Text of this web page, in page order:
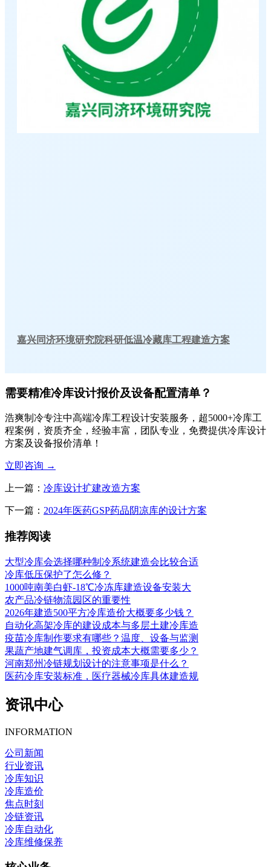
嘉兴同济环境研究院科研低温冷藏库工程建造方案
需要精准冷库设计报价及设备配置清单？
浩爽制冷专注中高端冷库工程设计安装服务，超5000+冷库工
程案例，资质齐全，经验丰富，团队专业，免费提供冷库设计
方案及设备报价清单！
立即咨询 →
上一篇： 冷库设计扩建改造方案
下一篇： 2024年医药GSP药品阴凉库的设计方案
推荐阅读
大型冷库会选择哪种制冷系统建造会比较合适
冷库低压保护了怎么修？
1000吨南美白虾-18℃冷冻库建造设备安装大
农产品冷链物流园区的重要性
2026年建造500平方冷库造价大概要多少钱？
自动化高架冷库的建设成本与多层土建冷库造
疫苗冷库制作要求有哪些？温度、设备与监测
果蔬产地建气调库，投资成本大概需要多少？
河南郑州冷链规划设计的注意事项是什么？
医药冷库安装标准，医疗器械冷库具体建造规
资讯中心
INFORMATION
公司新闻
行业资讯
冷库知识
冷库造价
焦点时刻
冷链资讯
冷库自动化
冷库维修保养